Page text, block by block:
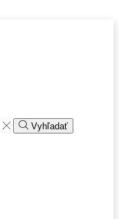
Vyhľadať